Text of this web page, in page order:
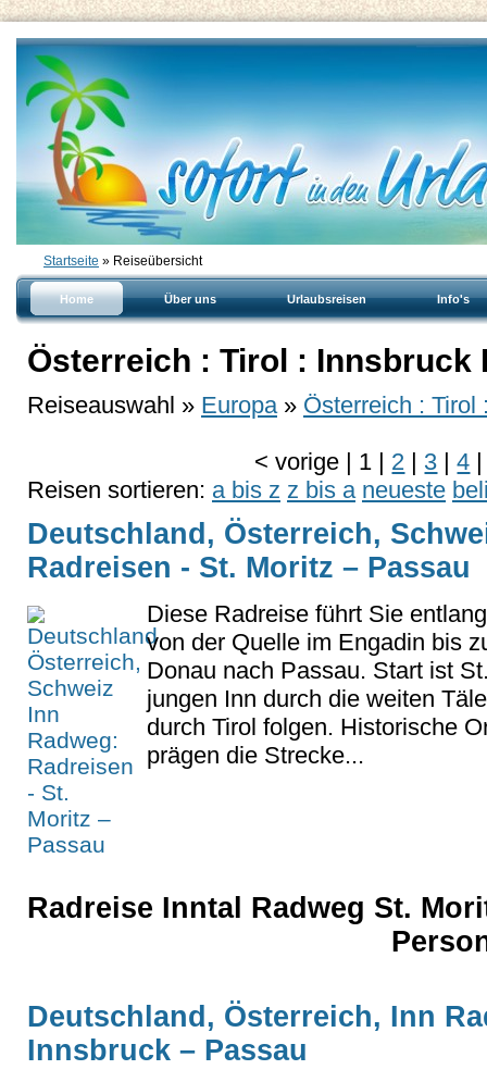
Startseite » Reiseübersicht
Home Über uns Urlaubsreisen Info's
Österreich : Tirol : Innsbruck
Reiseauswahl » Europa » Österreich : Tirol
<vorige | 1 | 2 | 3 | 4 |
Reisen sortieren: a bis z z bis a neueste
Deutschland, Österreich,
Radreisen - St. Moritz – Passau
Diese Radreise führt Sie
von der Quelle im Engadin bis
Donau nach Passau. Start ist
jungen Inn durch die weiten
durch Tirol folgen. Historische
prägen die Strecke...
Radreise Inntal Radweg St.
Deutschland, Österreich, Inn
Innsbruck – Passau